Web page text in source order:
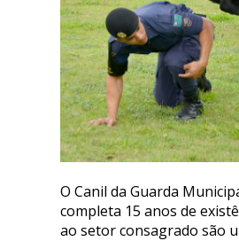
O Canil da Guarda
completa 15 anos de
ao setor consagrado são